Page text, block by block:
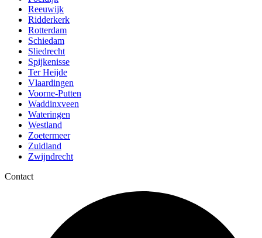
Reeuwijk
Ridderkerk
Rotterdam
Schiedam
Sliedrecht
Spijkenisse
Ter Heijde
Vlaardingen
Voorne-Putten
Waddinxveen
Wateringen
Westland
Zoetermeer
Zuidland
Zwijndrecht
Contact